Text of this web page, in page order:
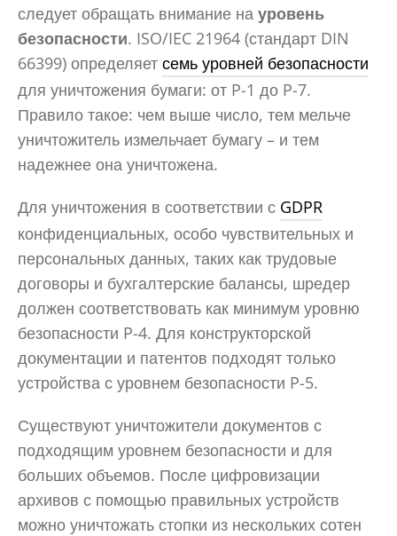
следует обращать внимание на уровень
безопасности. ISO/IEC 21964 (стандарт DIN
66399) определяет семь уровней безопасности
для уничтожения бумаги: от P-1 до P-7.
Правило такое: чем выше число, тем мельче
уничтожитель измельчает бумагу – и тем
надежнее она уничтожена.
Для уничтожения в соответствии с GDPR
конфиденциальных, особо чувствительных и
персональных данных, таких как трудовые
договоры и бухгалтерские балансы, шредер
должен соответствовать как минимум уровню
безопасности P-4. Для конструкторской
документации и патентов подходят только
устройства с уровнем безопасности P-5.
Существуют уничтожители документов с
подходящим уровнем безопасности и для
больших объемов. После цифровизации
архивов с помощью правильных устройств
можно уничтожать стопки из нескольких сотен